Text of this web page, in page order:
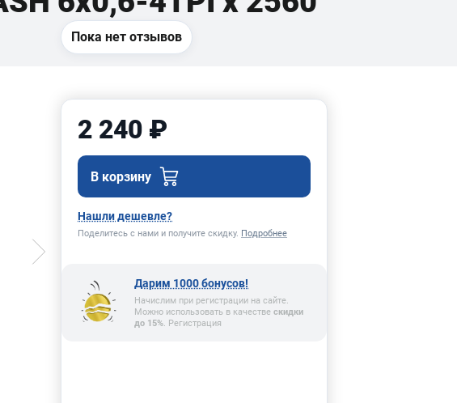
Пока нет отзывов
2 240 ₽
В корзину
Нашли дешевле?
Поделитесь с нами и получите скидку. Подробнее
Дарим 1000 бонусов!
Начислим при регистрации на сайте.
Можно использовать в качестве скидки
до 15%. Регистрация